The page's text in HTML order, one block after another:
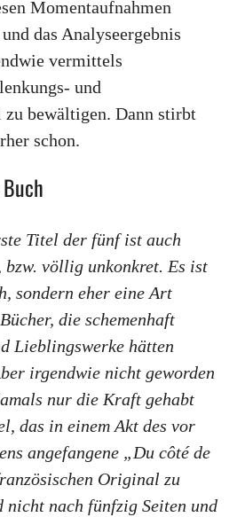
Momentaufnahmen
das Analyseergebnis
vermittels
und
bewältigen. Dann stirbt
schon.
Titel der fünf ist auch
völlig unkonkret. Es ist
sondern eher eine Art
die schemenhaft
Lieblingswerke hätten
irgendwie nicht geworden
nur die Kraft gehabt
das in einem Akt des vor
angefangene „Du côté de
Original zu
nicht nach fünfzig Seiten und